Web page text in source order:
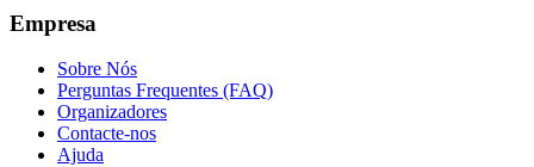
Empresa
Sobre Nós
Perguntas Frequentes (FAQ)
Organizadores
Contacte-nos
Ajuda